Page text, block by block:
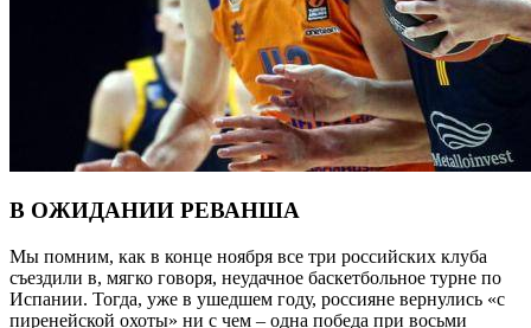
В ОЖИДАНИИ РЕВАНША
Мы помним, как в конце ноября все три российских клуба
съездили в, мягко говоря, неудачное баскетбольное турне по
Испании. Тогда, уже в ушедшем году, россияне вернулись «с
пиренейской охоты» ни с чем – одна победа при восьми